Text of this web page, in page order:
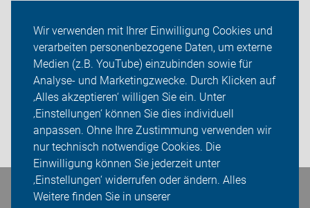
Wir verwenden mit Ihrer Einwilligung Cookies und
verarbeiten personenbezogene Daten, um externe
Medien (z.B. YouTube) einzubinden sowie für
Analyse- und Marketingzwecke. Durch Klicken auf
‚Alles akzeptieren‘ willigen Sie ein. Unter
‚Einstellungen‘ können Sie dies individuell
anpassen. Ohne Ihre Zustimmung verwenden wir
nur technisch notwendige Cookies. Die
Einwilligung können Sie jederzeit unter
‚Einstellungen‘ widerrufen oder ändern. Alles
Weitere finden Sie in unserer
Willkommen - Neu bei uns?
Über uns
Sei dabei
Login
Bleiben Sie in Kontakt